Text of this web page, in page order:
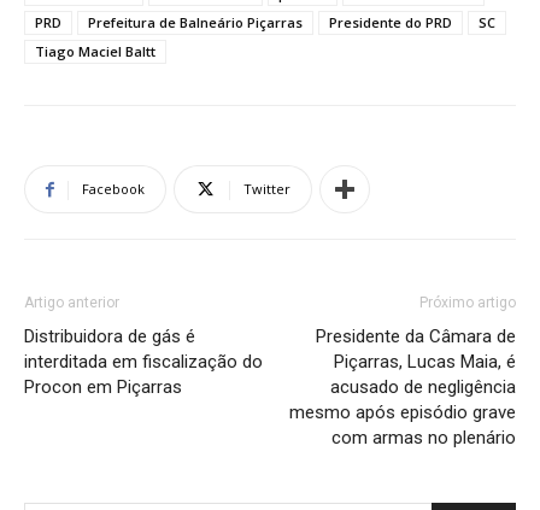
PRD
Prefeitura de Balneário Piçarras Presidente do PRD
SC
Tiago Maciel Baltt
Facebook Twitter
Artigo anterior
Distribuidora de gás é
interditada em fiscalização do
Procon em Piçarras
Próximo artigo
Presidente da Câmara de
Piçarras, Lucas Maia, é
acusado de negligência
mesmo após episódio grave
com armas no plenário